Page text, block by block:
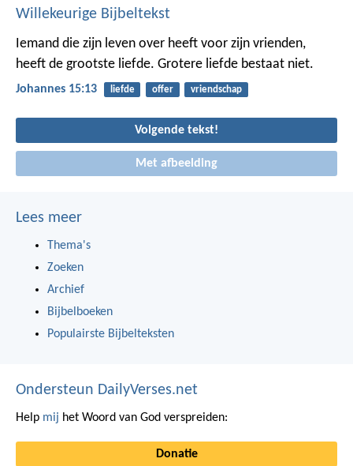
Willekeurige Bijbeltekst
Iemand die zijn leven over heeft voor zijn vrienden,
heeft de grootste liefde. Grotere liefde bestaat niet.
Johannes 15:13 liefde offer vriendschap
Volgende tekst!
Met afbeelding
Lees meer
Thema's
Zoeken
Archief
Bijbelboeken
Populairste Bijbelteksten
Ondersteun DailyVerses.net
Help mij het Woord van God verspreiden:
Donatie